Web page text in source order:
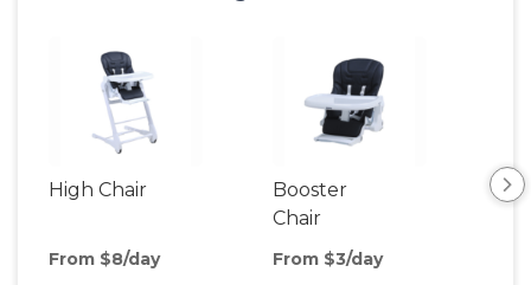
High Chair
From $8/day
Booster
Chair
From $3/day